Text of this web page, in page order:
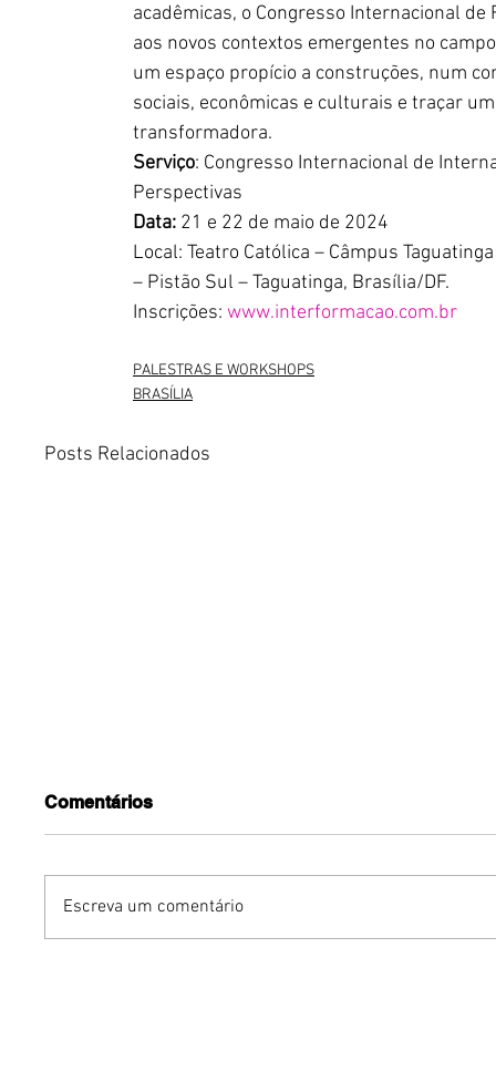
acadêmicas, o Congresso Internacional
aos novos contextos emergentes no
um espaço propício a construções, num
sociais, econômicas e culturais e traçar
transformadora.
Serviço: Congresso Internacional de
Perspectivas
Data: 21 e 22 de maio de 2024
Local: Teatro Católica – Câmpus
– Pistão Sul – Taguatinga, Brasília/DF.
Inscrições: www.interformacao.com.br
PALESTRAS E WORKSHOPS
BRASÍLIA
Posts Relacionados
Comentários
Escreva um comentário